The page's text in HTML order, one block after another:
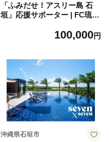
「ふみだせ！アスリー島 石
垣」応援サポーター | FC琉球
ー Jリーグ なでしこ スポー
100,000円
沖縄県石垣市